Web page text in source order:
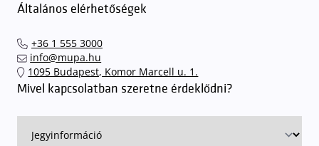
Általános elérhetőségek
+36 1 555 3000
info@mupa.hu
1095 Budapest, Komor Marcell u. 1.
Mivel kapcsolatban szeretne érdeklődni?